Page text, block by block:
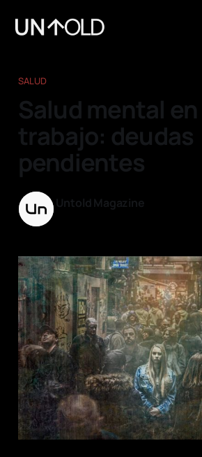
SALUD
Salud mental
trabajo: deudas
pendientes
Untold Magazine